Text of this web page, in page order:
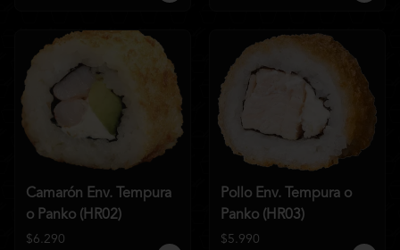
Camarón Env. Tempura
o Panko (HR02)
$6.290
Pollo Env. Tempura o
Panko (HR03)
$5.990